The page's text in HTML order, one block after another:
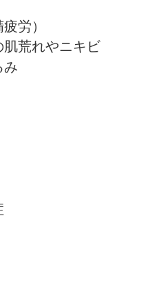
労）
荒れやニキビ